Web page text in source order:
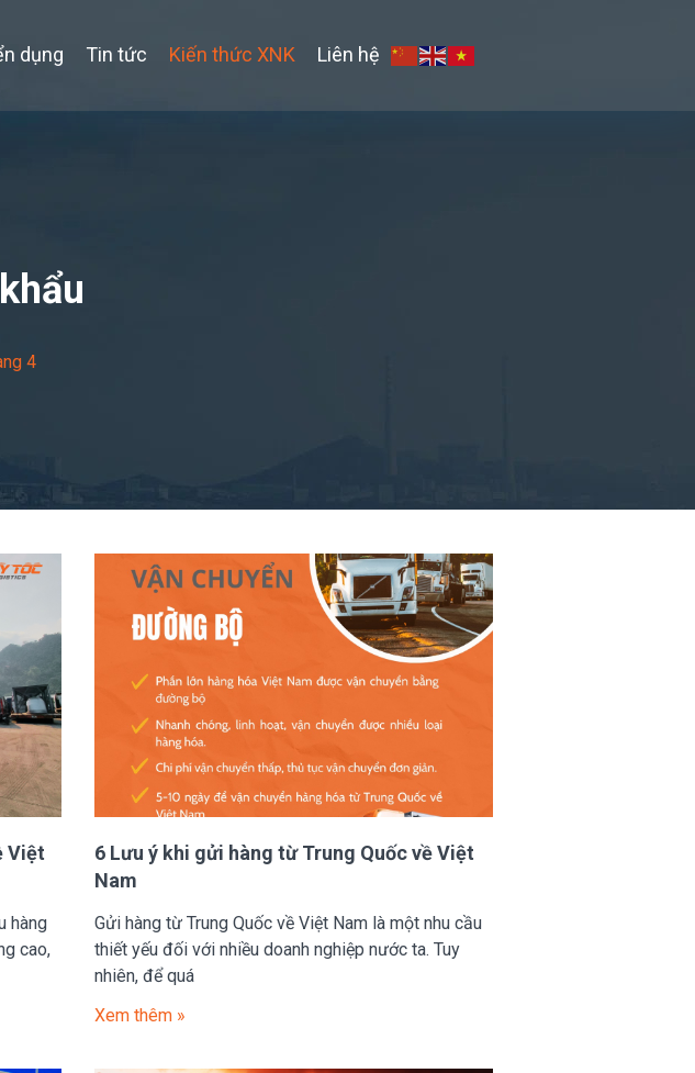
dụng Tin tức Kiến thức XNK Liên hệ
4
Việt
hàng
cao,
6 Lưu ý khi gửi hàng từ Trung Quốc về Việt
Nam
Gửi hàng từ Trung Quốc về Việt Nam là một nhu cầu
thiết yếu đối với nhiều doanh nghiệp nước ta. Tuy
nhiên, để quá
Xem thêm »